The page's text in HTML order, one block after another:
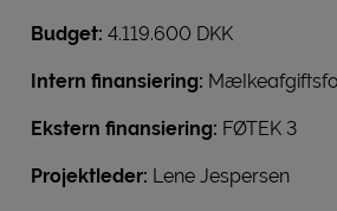
Budget: 4.119.600 DKK
Intern finansiering:
Ekstern finansiering: FØTEK 3
Projektleder: Lene Jespersen